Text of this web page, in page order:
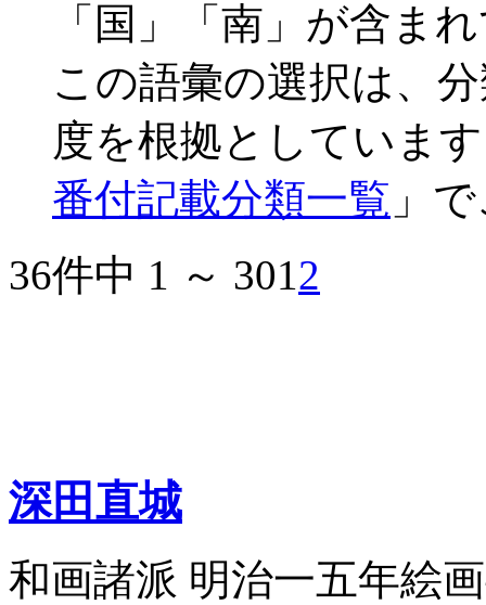
「国」「南」が含ま
この語彙の選択は、
度を根拠としていま
番付記載分類一覧 」
36件中 1 ～ 3012
深田直城
和画諸派 明治一五年絵